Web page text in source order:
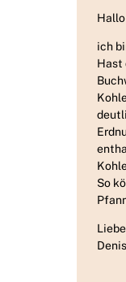
ich
Hast
So